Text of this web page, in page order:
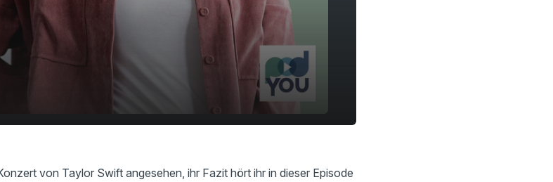
von Taylor Swift angesehen, ihr Fazit hört ihr in dieser Episode